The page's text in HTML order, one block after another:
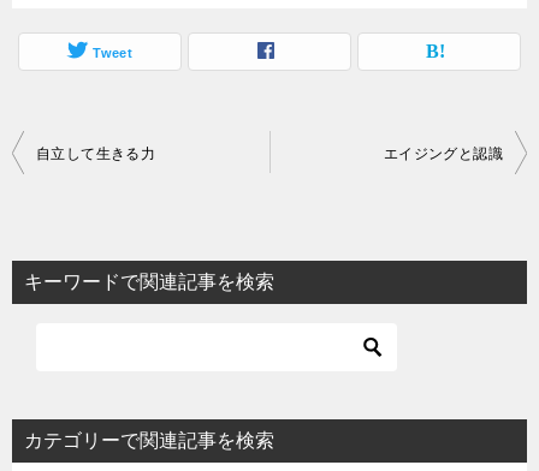
Tweet
投
ビ
ゲ
ョ
ン
自立して生きる力 エイジングと認識
キーワードで関連記事を検索
カテゴリーで関連記事を検索